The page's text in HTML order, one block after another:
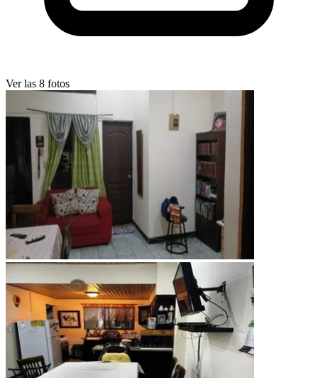
Ver las 8 fotos